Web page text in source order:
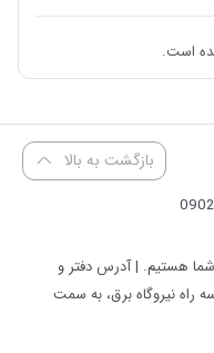
دریل پیچ گوشتی کنزاکس مدل KDD-1280، اگر حوزه فعالیت فنی شما در
خانگی، کف‌پوش، سقف
باشد، به خوبی می‌دانید
ابزارها برای انجام
است که هم برای
پیچ گوشتی برقی،
است.
بازگشت به بالا
10 الی 18 پاسخگوی شما هستیم. | آدرس دفتر و
راه نیروگاه برق، به سمت